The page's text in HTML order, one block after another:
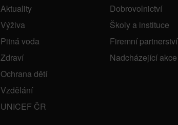
Aktuality
Výživa
Pitná voda
Zdraví
Ochrana dětí
Vzdělání
UNICEF ČR
Dobrovolnictví
Školy a instituce
Firemní partnerství
Nadcházející akce